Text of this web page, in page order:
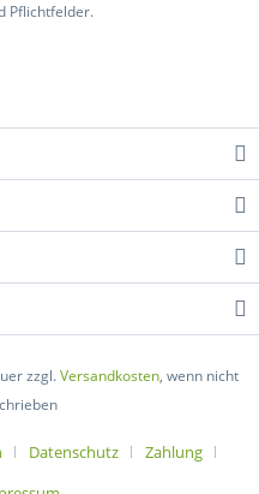
Pflichtfelder.
zzgl.Versandkosten, wenn nicht
Datenschutz
Zahlung